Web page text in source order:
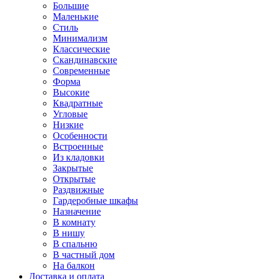
Большие
Маленькие
Стиль
Минимализм
Классические
Скандинавские
Современные
Форма
Высокие
Квадратные
Угловые
Низкие
Особенности
Встроенные
Из кладовки
Закрытые
Открытые
Раздвижные
Гардеробные шкафы
Назначение
В комнату
В нишу
В спальню
В частный дом
На балкон
Доставка и оплата